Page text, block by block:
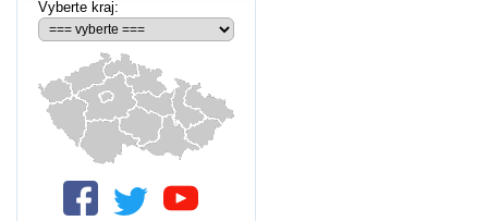
Vyberte kraj: